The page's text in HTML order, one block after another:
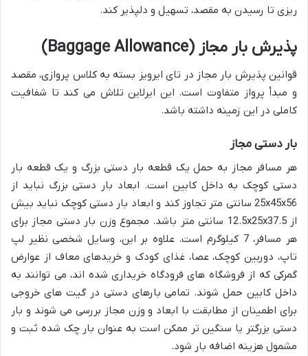
ریزی تا رسیدن به مقصد، تسهیل و دلپذیر کند.
پذیرش بار مجاز (Baggage Allowance)
قوانین پذیرش بار مجاز در تای ایرویز بسته به کلاس پروازی، مقصد
و مبدأ پرواز متفاوت است. این ایرلاین تلاش می کند تا شفافیت
کاملی در این زمینه داشته باشد.
بار دستی مجاز
هر مسافر مجاز به حمل یک قطعه بار دستی بزرگ و یک قطعه بار
دستی کوچک به داخل کابین است. ابعاد بار دستی بزرگ نباید از
25x45x56 سانتی متر تجاوز کند و ابعاد بار دستی کوچک نباید بیش
از 12.5x25x37.5 سانتی متر باشد. مجموع وزن بار دستی مجاز برای
هر مسافر، 7 کیلوگرم است. علاوه بر این، وسایل شخصی نظیر لپ
تاپ، دوربین کوچک، عصا، غذای کودک و خریدهای معاف از عوارض
گمرکی که از فروشگاه های فرودگاه خریداری شده اند، می توانند به
داخل کابین حمل شوند. تمامی بارهای دستی در گیت های خروجی
برای اطمینان از مطابقت با ابعاد و وزن مجاز بررسی می شوند و بار
دستی بزرگتر یا سنگین تر ممکن است به عنوان بار چک شده ثبت و
مشمول هزینه اضافه بار شود.